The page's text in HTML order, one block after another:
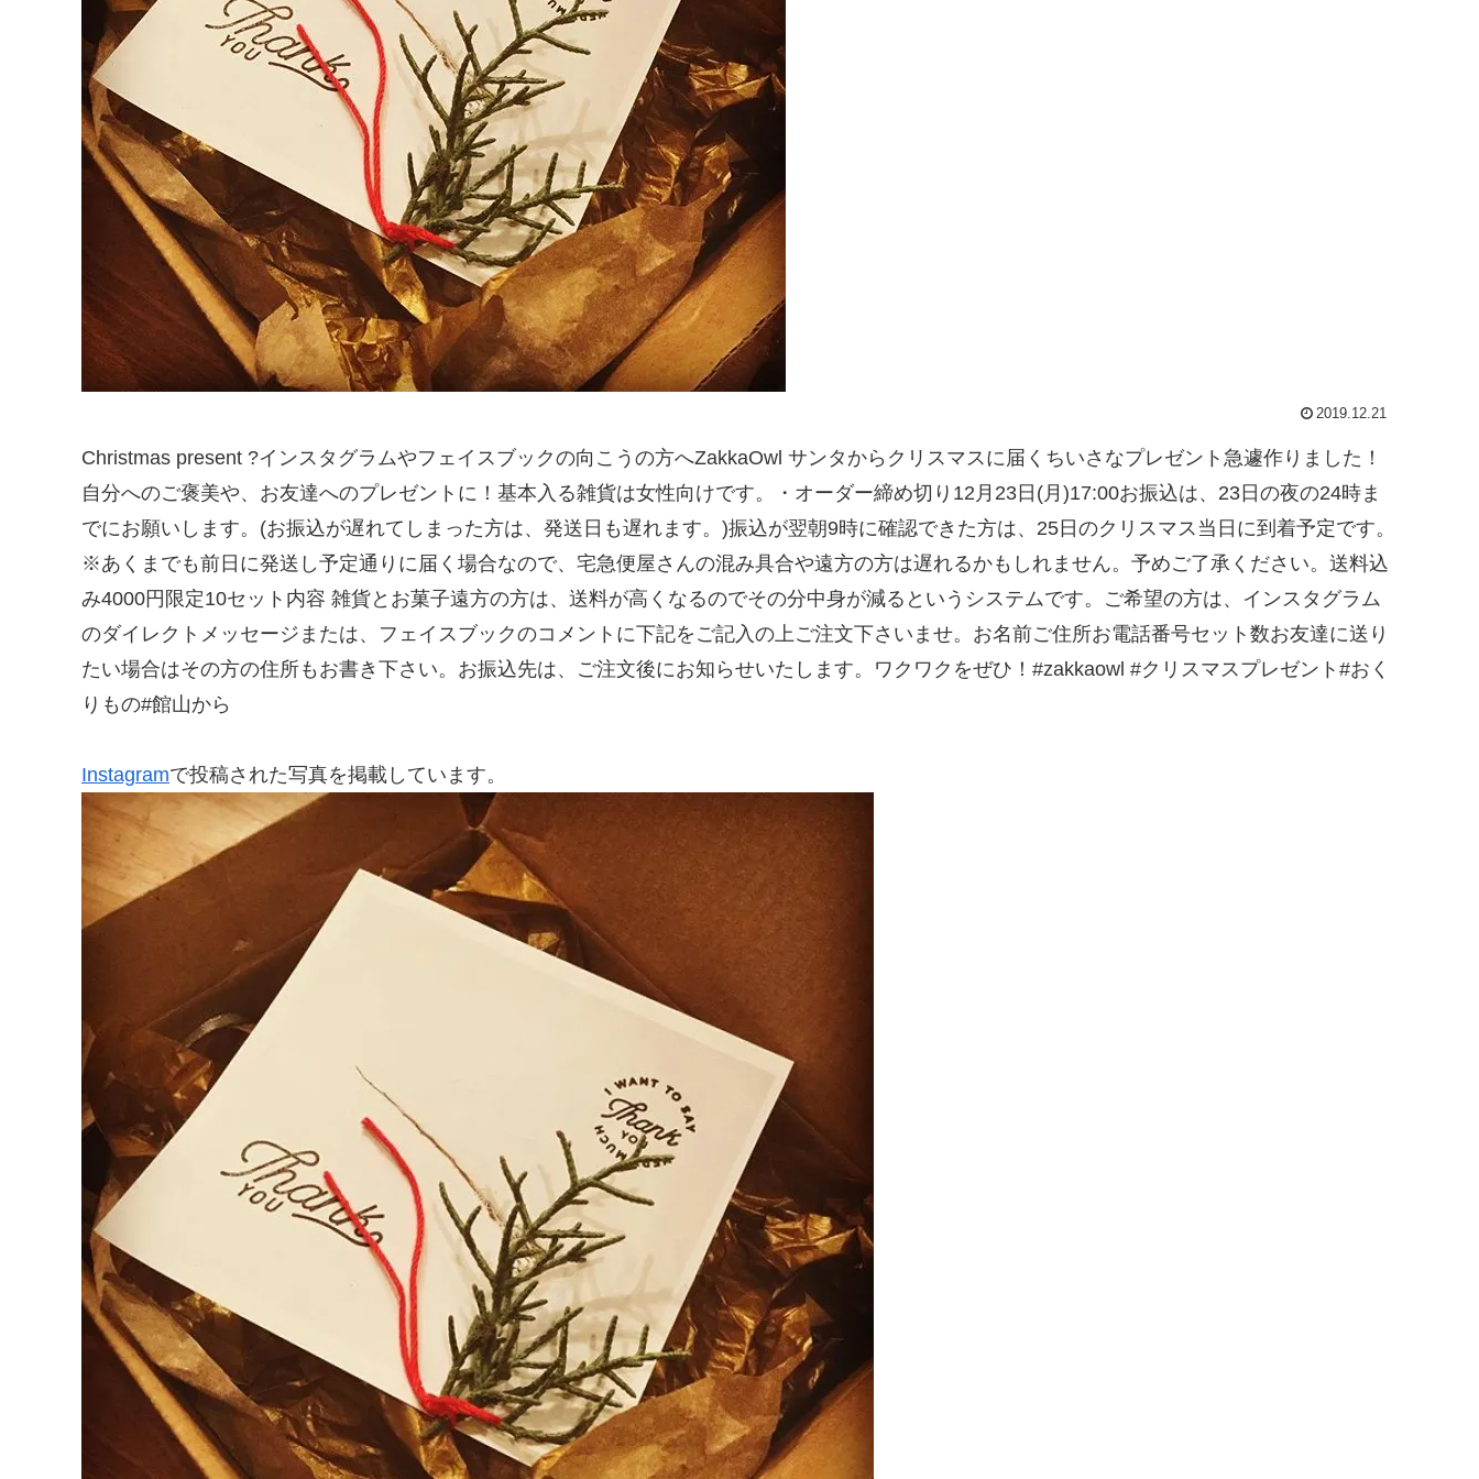
2019.12.21
Christmas present ?インスタグラムやフェイスブックの向こうの方へZakkaOwl サンタからクリスマスに届くちいさなプレゼント急遽作りました！
自分へのご褒美や、お友達へのプレゼントに！基本入る雑貨は女性向けです。・オーダー締め切り12月23日(月)17:00お振込は、23日の夜の24時ま
でにお願いします。(お振込が遅れてしまった方は、発送日も遅れます。)振込が翌朝9時に確認できた方は、25日のクリスマス当日に到着予定です。
※あくまでも前日に発送し予定通りに届く場合なので、宅急便屋さんの混み具合や遠方の方は遅れるかもしれません。予めご了承ください。送料込
み4000円限定10セット内容 雑貨とお菓子遠方の方は、送料が高くなるのでその分中身が減るというシステムです。ご希望の方は、インスタグラム
のダイレクトメッセージまたは、フェイスブックのコメントに下記をご記入の上ご注文下さいませ。お名前ご住所お電話番号セット数お友達に送り
たい場合はその方の住所もお書き下さい。お振込先は、ご注文後にお知らせいたします。ワクワクをぜひ！#zakkaowl #クリスマスプレゼント#おく
りもの#館山から
Instagramで投稿された写真を掲載しています。